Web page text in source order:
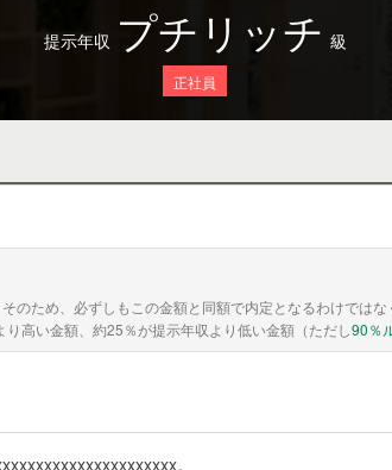
提示年収 プチリッチ 級
正社員
ため、必ずしもこの金額と同額で内定となるわけではな
高い金額、約25％が提示年収より低い金額（ただし90％
。